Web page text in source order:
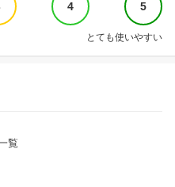
4 5
とても使いやすい
覧